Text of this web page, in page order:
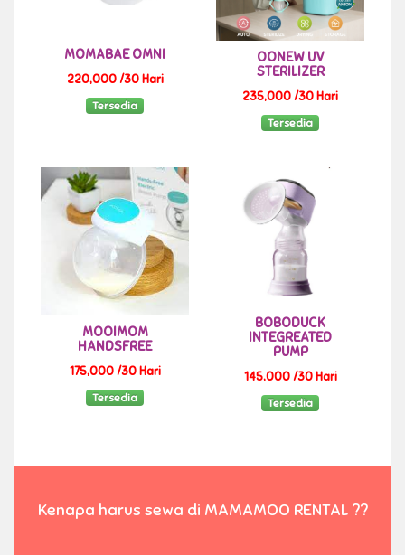
MOMABAE OMNI
220,000 /30 Hari
Tersedia
OONEW UV
STERILIZER
235,000 /30 Hari
Tersedia
MOOIMOM
HANDSFREE
175,000 /30 Hari
Tersedia
BOBODUCK
INTEGREATED
PUMP
145,000 /30 Hari
Tersedia
Kenapa harus sewa di MAMAMOO RENTAL ??